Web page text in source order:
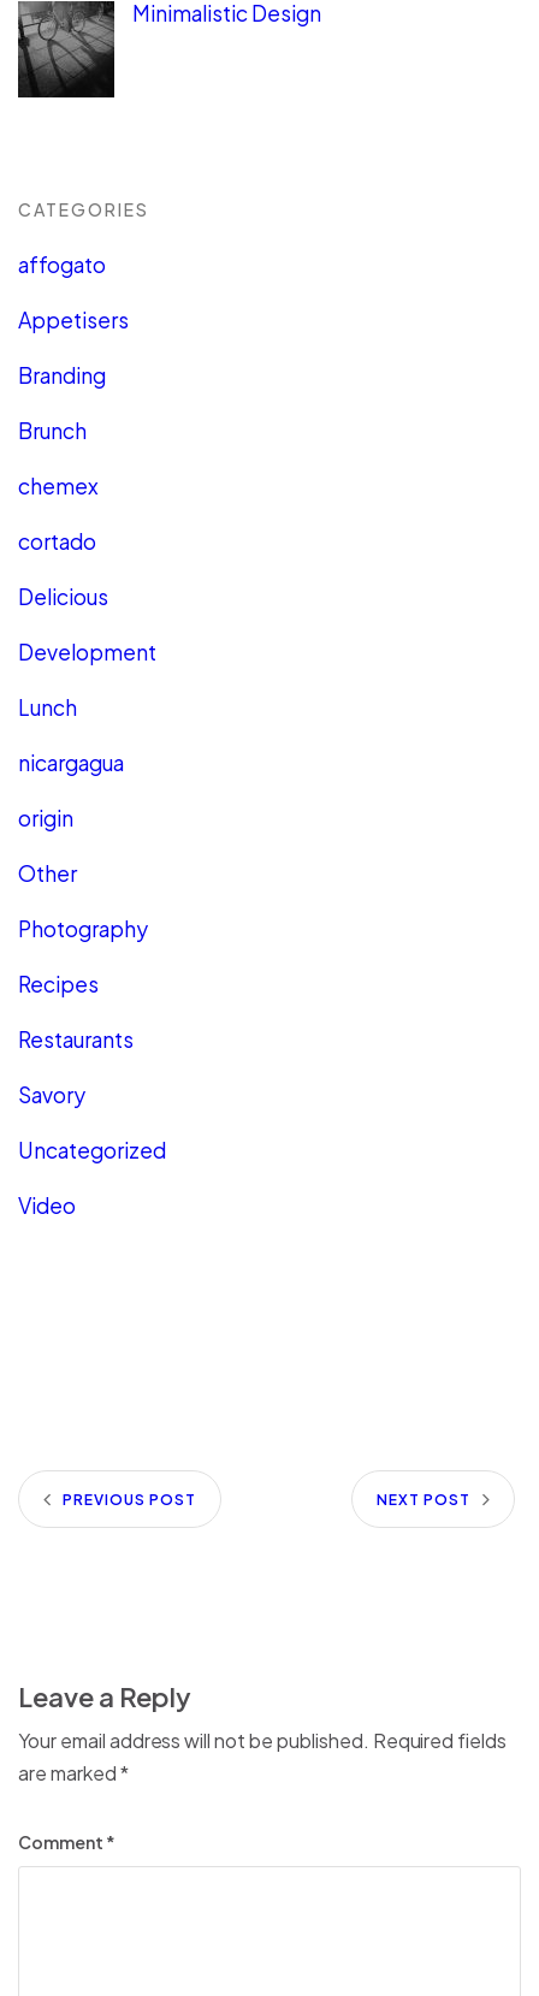
Minimalistic Design
CATEGORIES
affogato
Appetisers
Branding
Brunch
chemex
cortado
Delicious
Development
Lunch
nicargagua
origin
Other
Photography
Recipes
Restaurants
Savory
Uncategorized
Video
PREVIOUS POST NEXT POST
Leave a Reply
Your email address will not be published. Required fields
are marked*
Comment *